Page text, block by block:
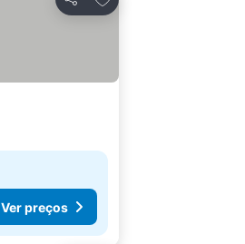
Partilhar
Ver preços